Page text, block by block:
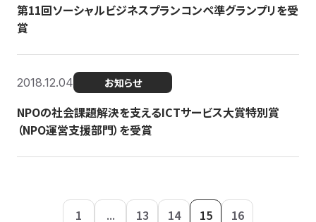
第11回ソーシャルビジネスプランコンペ準グランプリを受
賞
2018.12.04 お知らせ
NPOの社会課題解決を支えるICTサービス大賞特別賞
（NPO運営支援部門）を受賞
1 ... 13 14 15 16